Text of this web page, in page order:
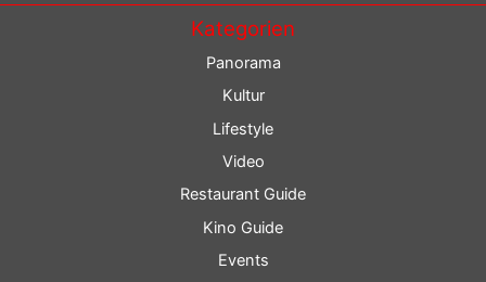
Kategorien
Panorama
Kultur
Lifestyle
Video
Restaurant Guide
Kino Guide
Events